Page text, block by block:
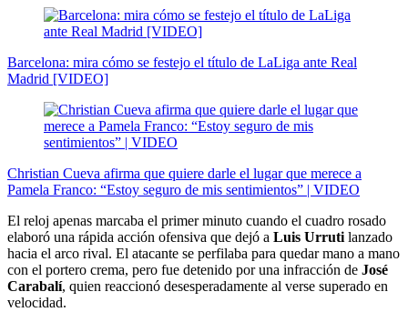
Barcelona: mira cómo se festejo el título de LaLiga ante Real
Madrid [VIDEO]
Christian Cueva afirma que quiere darle el lugar que merece a
Pamela Franco: “Estoy seguro de mis sentimientos” | VIDEO
El reloj apenas marcaba el primer minuto cuando el cuadro rosado
elaboró una rápida acción ofensiva que dejó a Luis Urruti lanzado
hacia el arco rival. El atacante se perfilaba para quedar mano a mano
con el portero crema, pero fue detenido por una infracción de José
Carabalí, quien reaccionó desesperadamente al verse superado en
velocidad.